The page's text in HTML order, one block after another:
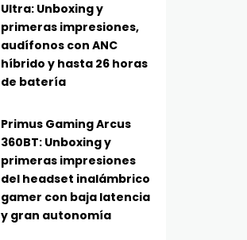
Ultra: Unboxing y
primeras impresiones,
audífonos con ANC
híbrido y hasta 26 horas
de batería
Primus Gaming Arcus
360BT: Unboxing y
primeras impresiones
del headset inalámbrico
gamer con baja latencia
y gran autonomía